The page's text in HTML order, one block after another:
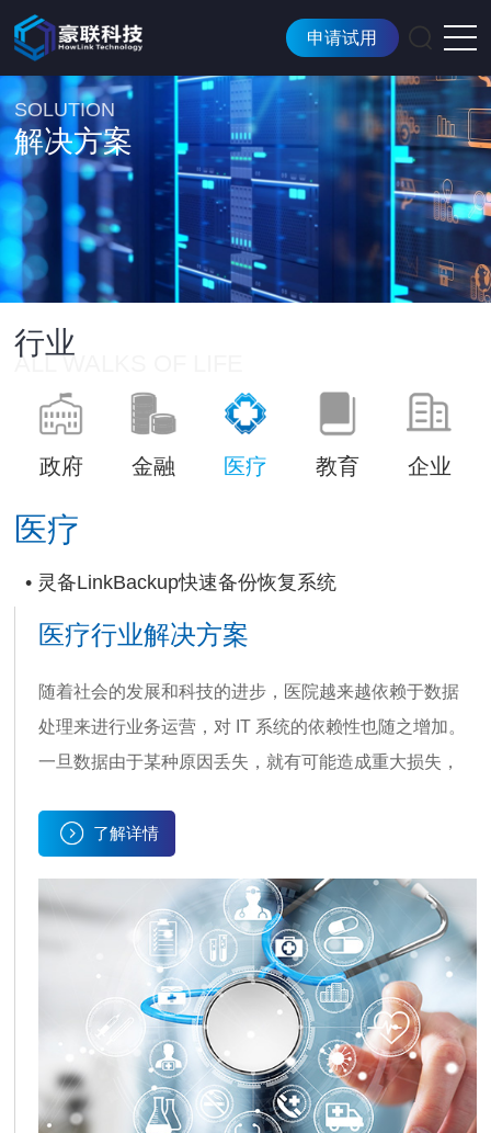
申请试用
SOLUTION
解决方案
ALL WALKS OF LIFE
行业
政府 金融 医疗 教育 企业
医疗
• 灵备LinkBackup快速备份恢复系统
医疗行业解决方案
随着社会的发展和科技的进步，医院越来越依赖于数据
处理来进行业务运营，对 IT 系统的依赖性也随之增加。
一旦数据由于某种原因丢失，就有可能造成重大损失，
及数据处理的高可靠性和高可用性，建立两个实现互为
集团化中心机房必须要达到的和重点考虑的关键指标。
了解详情